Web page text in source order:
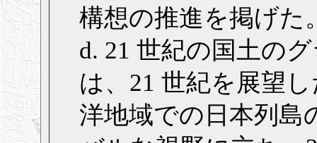
構想の推進を掲げた
d. 21 世紀の国土の
は、21 世紀を展望
洋地域での日本列島